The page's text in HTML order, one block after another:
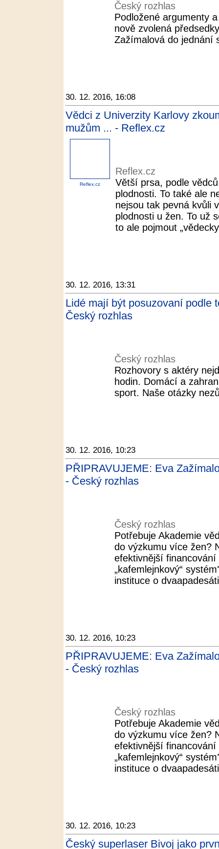
Český rozhlas
Podložené argumenty
nově zvolená
Zažímalová do jednání
30. 12. 2016, 16:08
Vědci z Univerzity Karlovy
mužům ... - Reflex.cz
Reflex.cz
Reflex.cz
Větší prsa, podle
plodnosti. To také ale
nejsou tak pevná kvůli
plodnosti u žen. To už
to ale pojmout
30. 12. 2016, 13:31
Lidé mají být posuzovaní podle
Český rozhlas
Český rozhlas
Rozhovory s aktéry
hodin. Domácí a
sport. Naše otázky
30. 12. 2016, 10:23
PŘIPRAVUJEME: Eva
- Český rozhlas
Český rozhlas
Potřebuje Akademie
do výzkumu více žen?
efektivnější
„kafemlejnkový“
instituce o
30. 12. 2016, 10:23
PŘIPRAVUJEME: Eva
- Český rozhlas
Český rozhlas
Potřebuje Akademie
do výzkumu více žen?
efektivnější
„kafemlejnkový“
instituce o
30. 12. 2016, 10:23
Český superlaser Bivoj jako